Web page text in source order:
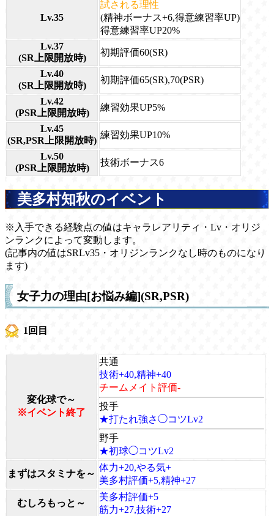
Lv.35
試される理性
(精神ボーナス+6,得意練習率UP)
得意練習率UP20%
Lv.37
(SR上限開放時)
初期評価60(SR)
Lv.40
(SR上限開放時)
初期評価65(SR),70(PSR)
Lv.42
(PSR上限開放時)
練習効果UP5%
Lv.45
(SR,PSR上限開放時)
練習効果UP10%
Lv.50
(PSR上限開放時)
技術ボーナス6
美多村知秋のイベント
※入手できる経験点の値はキャラレアリティ・Lv・オリジ
ンランクによって変動します。
(記事内の値はSRLv35・オリジンランクなし時のものになり
ます)
女子力の理由[お悩み編](SR,PSR)
1回目
変化球で～
※イベント終了
共通
技術+40,精神+40
チームメイト評価-
投手
★打たれ強さ◯コツLv2
野手
★初球◯コツLv2
まずはスタミナを～
体力+20,やる気+
美多村評価+5,精神+27
むしろもっと～
美多村評価+5
筋力+27,技術+27